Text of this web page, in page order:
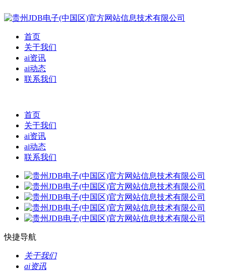
首页
关于我们
ai资讯
ai动态
联系我们
首页
关于我们
ai资讯
ai动态
联系我们
快捷导航
关于我们
ai资讯